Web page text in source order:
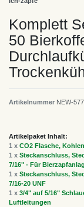
Komplett
50
Artikelnummer NEW-
Artikelpaket Inhalt:
1 x CO2 Flasche,
1 x Steckanschluss,
7/16" - Für
1 x Steckanschluss,
7/16-20 UNF
1 x 3/4" auf 5/16"
Luftleitungen